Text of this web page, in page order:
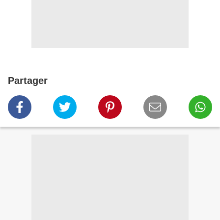
Partager